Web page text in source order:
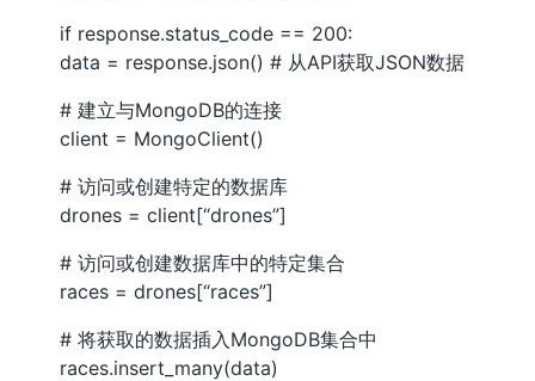
if response.status_code == 200:
data = response.json() # 从API获取JSON数据
# 建立与MongoDB的连接
client = MongoClient()
# 访问或创建特定的数据库
drones = client[“drones”]
# 访问或创建数据库中的特定集合
races = drones[“races”]
# 将获取的数据插入MongoDB集合中
races.insert_many(data)